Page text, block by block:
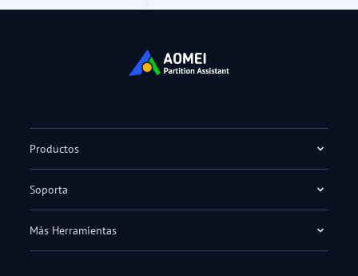
Productos
Soporta
Más Herramientas